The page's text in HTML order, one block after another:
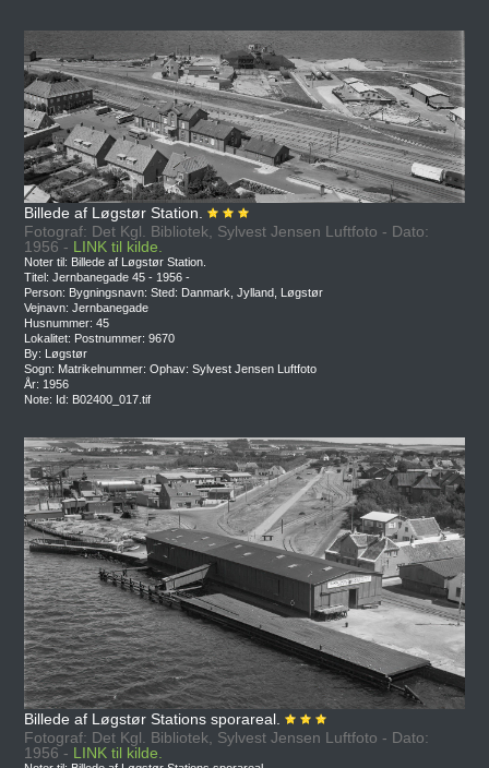
Billede af Løgstør Station.
Fotograf: Det Kgl. Bibliotek, Sylvest Jensen Luftfoto - Dato:
1956 - LINK til kilde.
Noter til: Billede af Løgstør Station.
Titel: Jernbanegade 45 - 1956 -
Person: Bygningsnavn: Sted: Danmark, Jylland, Løgstør
Vejnavn: Jernbanegade
Husnummer: 45
Lokalitet: Postnummer: 9670
By: Løgstør
Sogn: Matrikelnummer: Ophav: Sylvest Jensen Luftfoto
År: 1956
Note: Id: B02400_017.tif
Billede af Løgstør Stations sporareal.
Fotograf: Det Kgl. Bibliotek, Sylvest Jensen Luftfoto - Dato:
1956 - LINK til kilde.